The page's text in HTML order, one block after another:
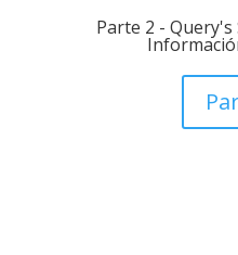
Parte 2 - Query's